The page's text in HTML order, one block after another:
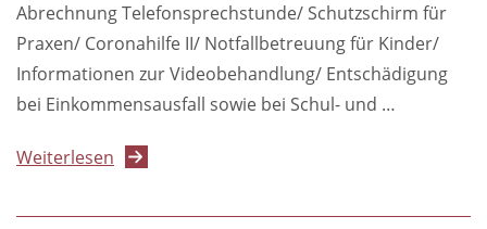
Abrechnung Telefonsprechstunde/ Schutzschirm für
Praxen/ Coronahilfe II/ Notfallbetreuung für Kinder/
Informationen zur Videobehandlung/ Entschädigung
bei Einkommensausfall sowie bei Schul- und …
Weiterlesen über
Informationen